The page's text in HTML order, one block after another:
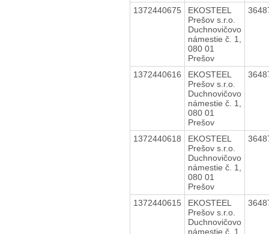
1372440675
EKOSTEEL
Prešov s.r.o.
Duchnovičovo
námestie č. 1,
080 01
Prešov
1372440616
EKOSTEEL
Prešov s.r.o.
Duchnovičovo
námestie č. 1,
080 01
Prešov
1372440618
EKOSTEEL
Prešov s.r.o.
Duchnovičovo
námestie č. 1,
080 01
Prešov
1372440615
EKOSTEEL
Prešov s.r.o.
Duchnovičovo
námestie č. 1,